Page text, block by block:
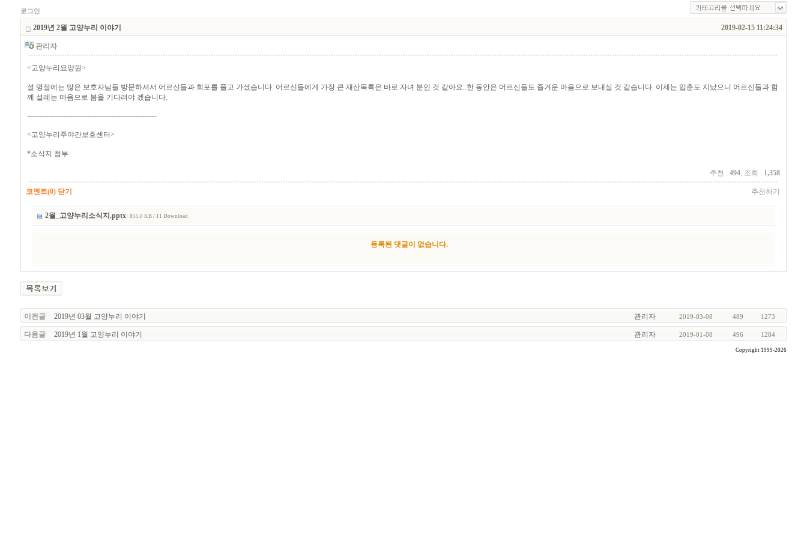
로그인
2019년 2월 고양누리 이야기 2019-02-15 11:24:34
관리자
<고양누리요양원>
설 명절에는 많은 보호자님들 방문하셔서 어르신들과 회포를 풀고 가셨습니다. 어르신들에게 가장 큰 재산목록은 바로 자녀 분인 것 같아요..한 동안은 어르신들도 즐거운 마음으로 보내실 것 같습니다. 이제는 입춘도 지났으니 어르신들과 함
께 설레는 마음으로 봄을 기다려야 겠습니다.
------------------------------------------------------
<고양누리주야간보호센터>
*소식지 첨부
추천 : 494, 조회 : 1,358
코멘트(0) 닫기 추천하기
2월_고양누리소식지.pptx 855.0 KB / 11 Download
등록된 댓글이 없습니다.
이전글 2019년 03월 고양누리 이야기 관리자 2019-03-08 489 1273
다음글 2019년 1월 고양누리 이야기 관리자 2019-01-08 496 1284
Copyright 1999-2026